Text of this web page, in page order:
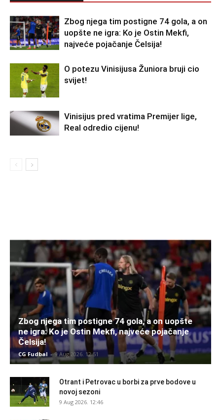
Zbog njega tim postigne 74 gola, a on
uopšte ne igra: Ko je Ostin Mekfi,
najveće pojačanje Čelsija!
O potezu Vinisijusa Žuniora bruji cio
svijet!
Vinisijus pred vratima Premijer lige,
Real odredio cijenu!
Zbog njega tim postigne 74 gola, a on uopšte
ne igra: Ko je Ostin Mekfi, najveće pojačanje
Čelsija!
CG Fudbal - 9 Aug 2026. 12:51
Otrant i Petrovac u borbi za prve bodove u
novoj sezoni
9 Aug 2026. 12:46